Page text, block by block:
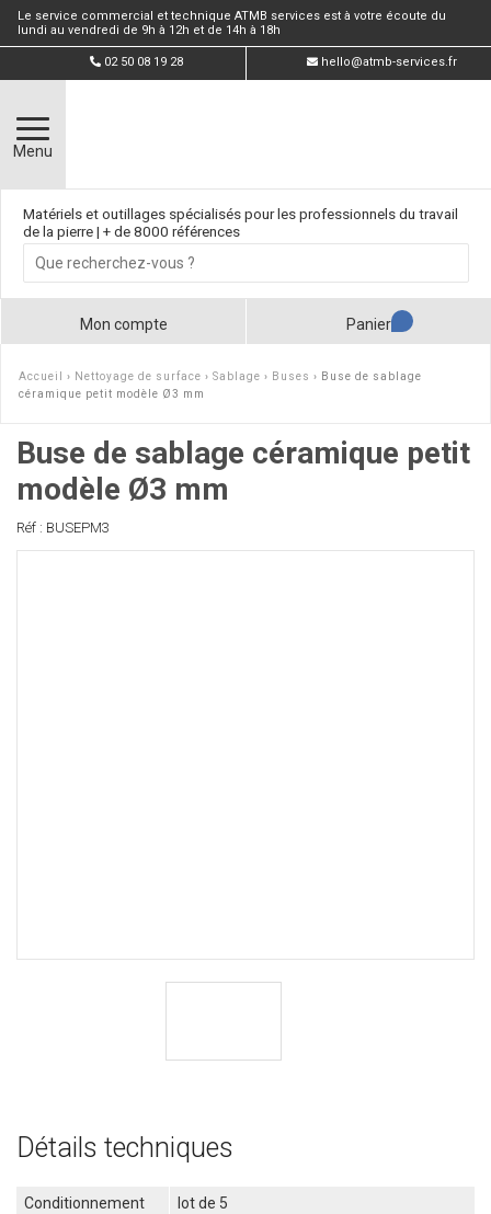
Le service commercial et technique ATMB services est à votre écoute du
lundi au vendredi de 9h à 12h et de 14h à 18h
02 50 08 19 28 hello@atmb-services.fr
Menu
Matériels et outillages spécialisés pour les professionnels du travail
de la pierre | + de 8000 références
Mon compte Panier
Accueil › Nettoyage de surface › Sablage › Buses › Buse de sablage
céramique petit modèle Ø3 mm
Buse de sablage céramique petit
modèle Ø3 mm
Réf : BUSEPM3
Détails techniques
Conditionnement lot de 5